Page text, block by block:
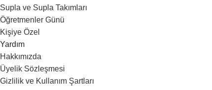
Supla ve Supla Takımları
Öğretmenler Günü
Kişiye Özel
Yardım
Hakkımızda
Üyelik Sözleşmesi
Gizlilik ve Kullanım Şartları